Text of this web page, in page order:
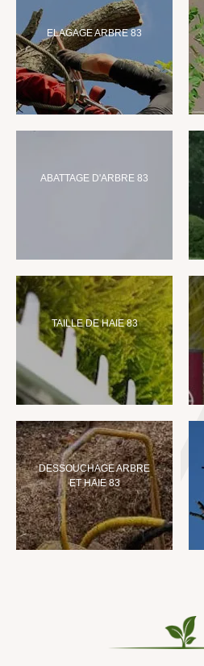
ELAGAGE ARBRE 83
ABATTAGE D'ARBRE 83
TAILLE DE HAIE 83
DESSOUCHAGE ARBRE
ET HAIE 83